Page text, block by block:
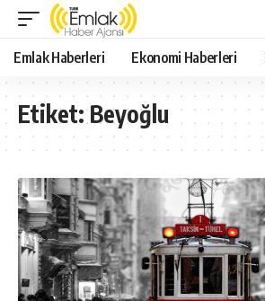
Emlak Haberleri Ekonomi Haberleri
Etiket:Beyoğlu